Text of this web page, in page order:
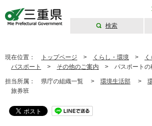
検索
現在位置： トップページ > くらし・環境 >
パスポート
> その他のご案内 > パスポートの
担当所属： 県庁の組織一覧 > 環境生活部 >
旅券班